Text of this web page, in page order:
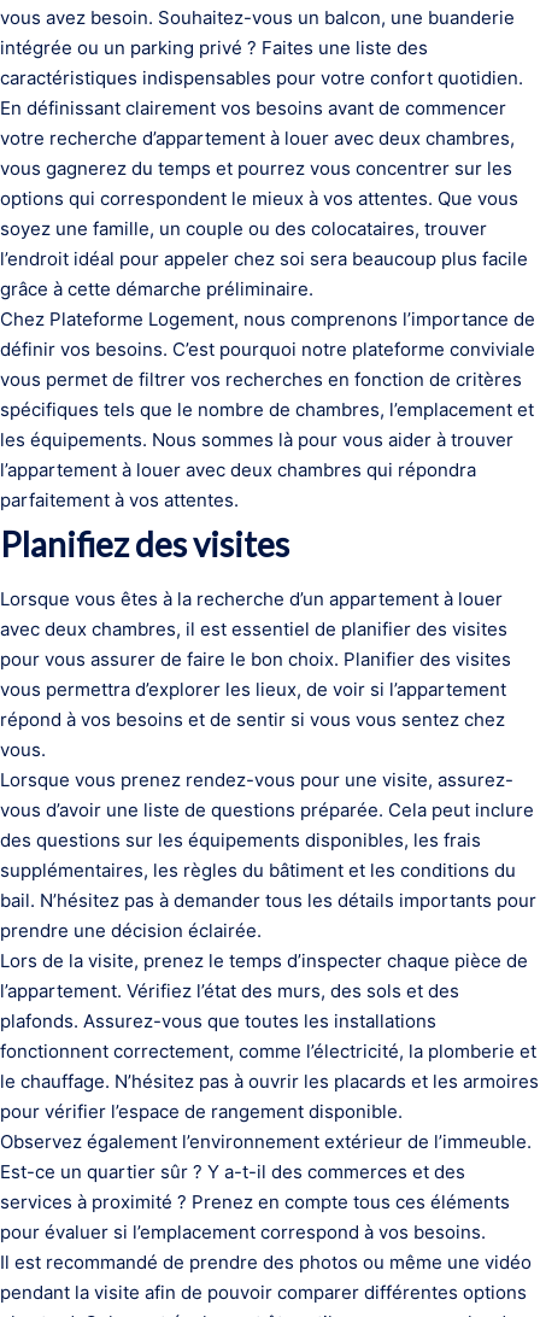
vous avez besoin. Souhaitez-vous un balcon, une buanderie
intégrée ou un parking privé ? Faites une liste des
caractéristiques indispensables pour votre confort quotidien.
En définissant clairement vos besoins avant de commencer
votre recherche d’appartement à louer avec deux chambres,
vous gagnerez du temps et pourrez vous concentrer sur les
options qui correspondent le mieux à vos attentes. Que vous
soyez une famille, un couple ou des colocataires, trouver
l’endroit idéal pour appeler chez soi sera beaucoup plus facile
grâce à cette démarche préliminaire.
Chez Plateforme Logement, nous comprenons l’importance de
définir vos besoins. C’est pourquoi notre plateforme conviviale
vous permet de filtrer vos recherches en fonction de critères
spécifiques tels que le nombre de chambres, l’emplacement et
les équipements. Nous sommes là pour vous aider à trouver
l’appartement à louer avec deux chambres qui répondra
parfaitement à vos attentes.
Planifiez des visites
Lorsque vous êtes à la recherche d’un appartement à louer
avec deux chambres, il est essentiel de planifier des visites
pour vous assurer de faire le bon choix. Planifier des visites
vous permettra d’explorer les lieux, de voir si l’appartement
répond à vos besoins et de sentir si vous vous sentez chez
vous.
Lorsque vous prenez rendez-vous pour une visite, assurez-
vous d’avoir une liste de questions préparée. Cela peut inclure
des questions sur les équipements disponibles, les frais
supplémentaires, les règles du bâtiment et les conditions du
bail. N’hésitez pas à demander tous les détails importants pour
prendre une décision éclairée.
Lors de la visite, prenez le temps d’inspecter chaque pièce de
l’appartement. Vérifiez l’état des murs, des sols et des
plafonds. Assurez-vous que toutes les installations
fonctionnent correctement, comme l’électricité, la plomberie et
le chauffage. N’hésitez pas à ouvrir les placards et les armoires
pour vérifier l’espace de rangement disponible.
Observez également l’environnement extérieur de l’immeuble.
Est-ce un quartier sûr ? Y a-t-il des commerces et des
services à proximité ? Prenez en compte tous ces éléments
pour évaluer si l’emplacement correspond à vos besoins.
Il est recommandé de prendre des photos ou même une vidéo
pendant la visite afin de pouvoir comparer différentes options